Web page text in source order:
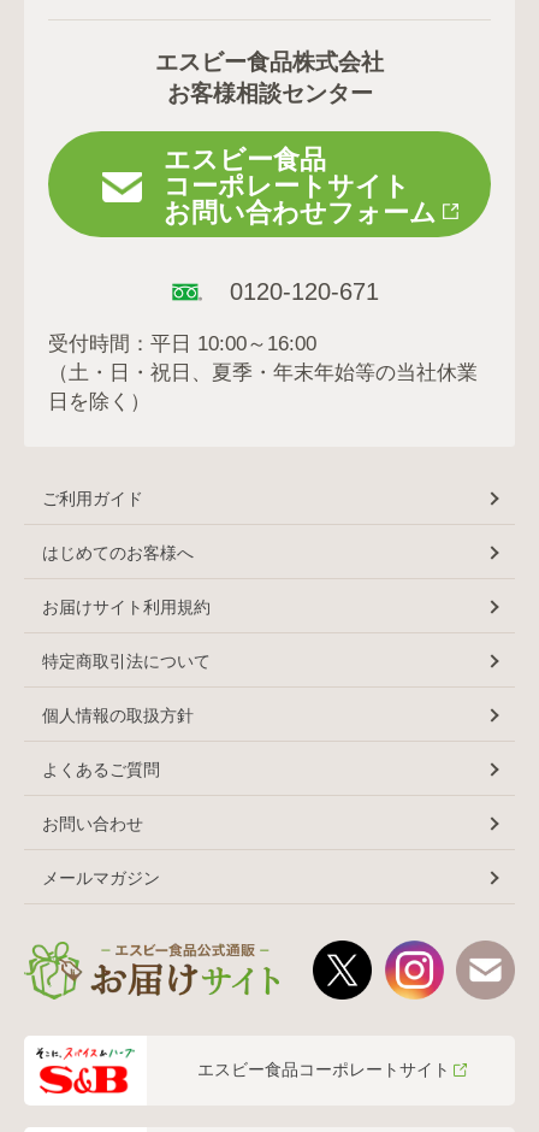
エスビー食品株式会社
お客様相談センター
エスビー食品
コーポレートサイト
お問い合わせフォーム
0120-120-671
受付時間：平日 10:00～16:00
（土・日・祝日、夏季・年末年始等の当社休業
日を除く）
ご利用ガイド
はじめてのお客様へ
お届けサイト利用規約
特定商取引法について
個人情報の取扱方針
よくあるご質問
お問い合わせ
メールマガジン
エスビー食品コーポレートサイト